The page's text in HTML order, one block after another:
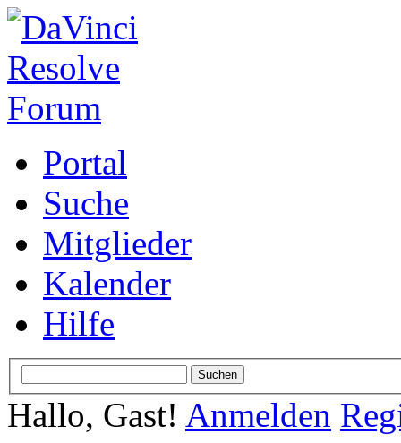
Portal
Suche
Mitglieder
Kalender
Hilfe
Hallo, Gast! Anmelden